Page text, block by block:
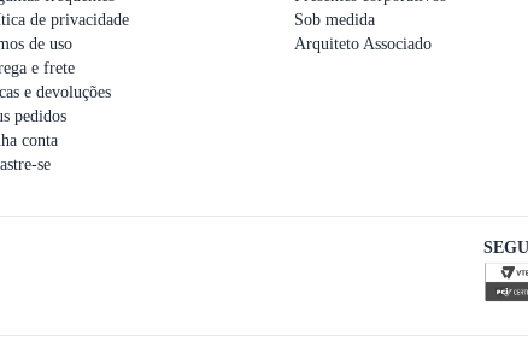
de privacidade
de uso
e frete
e devoluções
pedidos
conta
se
Sob medida
Arquiteto Associado